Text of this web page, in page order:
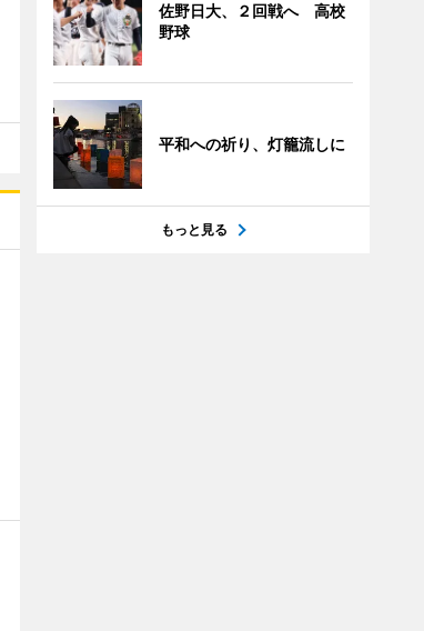
佐野日大、２回戦へ 高校
野球
平和への祈り、灯籠流しに
もっと見る